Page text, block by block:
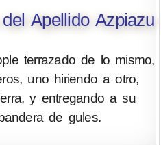
Apellido Azpiazu
terrazado de lo mismo,
uno hiriendo a otro,
y entregando a su
de gules.